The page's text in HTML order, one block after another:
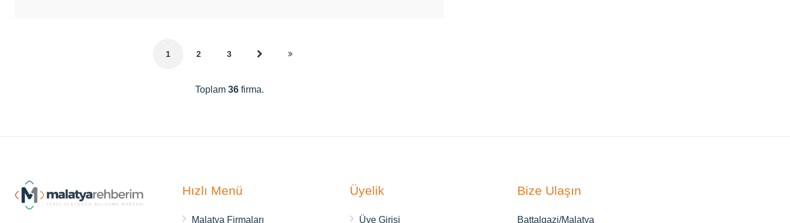
1 2 3
Toplam 36firma.
Hızlı Menü
Malatya Firmaları
Üyelik
Üye Girişi
Bize Ulaşın
Battalgazi/Malatya